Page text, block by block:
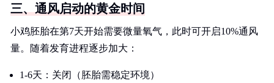
三、通风启动的黄金时间
小鸡胚胎在第7天开始需要微量氧气，此时可开启10%通风
量。随着发育进程逐步加大：
1-6天：关闭（胚胎需稳定环境）